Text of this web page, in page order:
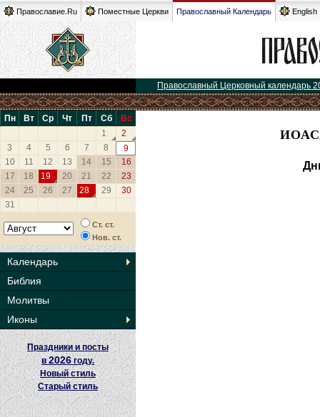
Православие.Ru Поместные Церкви Православный Календарь English
Православный Церковный календарь
Пн Вт Ср Чт Пт Сб
Вс
1
2
3
4 5 6 7 8
9
10
11 12 13 14 15
16
17
18 19 20 21 22
23
24
25 26 27 28 29
30
31
Ст. ст.
Нов. ст.
Календарь
Библия
Молитвы
Иконы
Праздники и посты
в2026 году.
Новый стиль
Старый стиль